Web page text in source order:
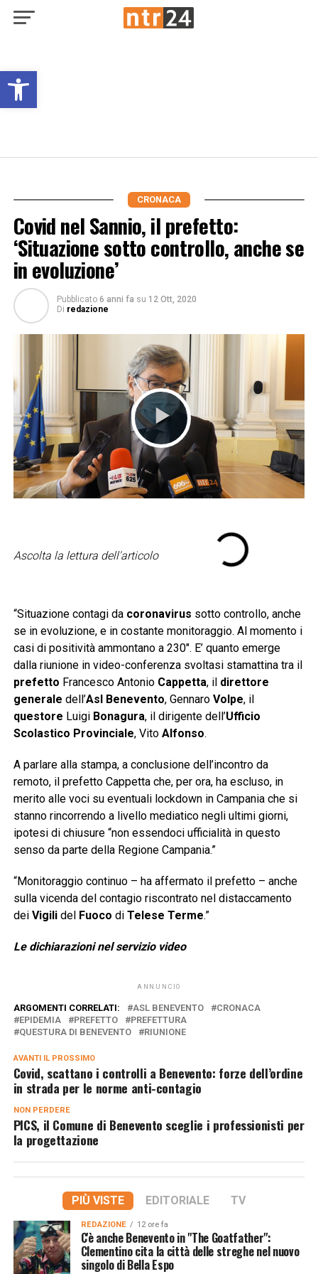
Open toolbar
CRONACA
Covid nel Sannio, il prefetto:
‘Situazione sotto controllo, anche se
in evoluzione’
Pubblicato 6 anni fa su 12 Ott, 2020
Di redazione
Ascolta la lettura dell'articolo
“Situazione contagi dacoronavirus sotto controllo, anche
se in evoluzione, e in costante monitoraggio. Al momento i
casi di positività ammontano a 230″. E’ quanto emerge
dalla riunione in video-conferenza svoltasi stamattina tra il
prefetto Francesco Antonio Cappetta, il direttore
generale dell’Asl Benevento, Gennaro Volpe, il
questore Luigi Bonagura, il dirigente dell’Ufficio
Scolastico Provinciale, Vito Alfonso.
A parlare alla stampa, a conclusione dell’incontro da
remoto, il prefetto Cappetta che, per ora, ha escluso, in
merito alle voci su eventuali lockdown in Campania che si
stanno rincorrendo a livello mediatico negli ultimi giorni,
ipotesi di chiusure “non essendoci ufficialità in questo
senso da parte della Regione Campania.”
“Monitoraggio continuo – ha affermato il prefetto – anche
sulla vicenda del contagio riscontrato nel distaccamento
deiVigili del Fuoco di Telese Terme.”
Le dichiarazioni nel servizio video
ANNUNCIO
ARGOMENTI CORRELATI: ASL BENEVENTO
CRONACA
EPIDEMIA
PREFETTO
PREFETTURA
QUESTURA DI BENEVENTO
RIUNIONE
AVANTI IL ​​PROSSIMO
Covid, scattano i controlli a Benevento: forze dell’ordine
in strada per le norme anti-contagio
NON PERDERE
PICS, il Comune di Benevento sceglie i professionisti per
la progettazione
PIÙ VISTE EDITORIALE TV
REDAZIONE 12 ore fa
C'è anche Benevento in "The Goatfather":
Clementino cita la città delle streghe nel nuovo
singolo di Bella Espo